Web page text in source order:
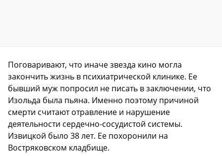
Поговаривают, что иначе звезда кино могла
закончить жизнь в психиатрической клинике. Ее
бывший муж попросил не писать в заключении, что
Изольда была пьяна. Именно поэтому причиной
смерти считают отравление и нарушение
деятельности сердечно-сосудистой системы.
Извицкой было 38 лет. Ее похоронили на
Востряковском кладбище.